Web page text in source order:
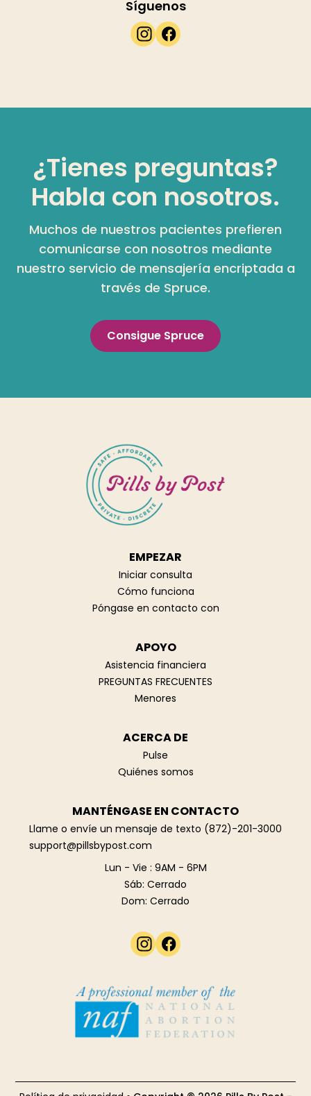
Síguenos
¿Tienes preguntas?
Habla con nosotros.
Muchos de nuestros pacientes prefieren
comunicarse con nosotros mediante
nuestro servicio de mensajería encriptada a
través de Spruce.
Consigue Spruce
EMPEZAR
Iniciar consulta
Cómo funciona
Póngase en contacto con
APOYO
Asistencia financiera
PREGUNTAS FRECUENTES
Menores
ACERCA DE
Pulse
Quiénes somos
MANTÉNGASE EN CONTACTO
Llame o envíe un mensaje de texto (872)-201-3000
support@pillsbypost.com‍
Lun - Vie : 9AM - 6PM
Sáb: Cerrado
Dom: Cerrado